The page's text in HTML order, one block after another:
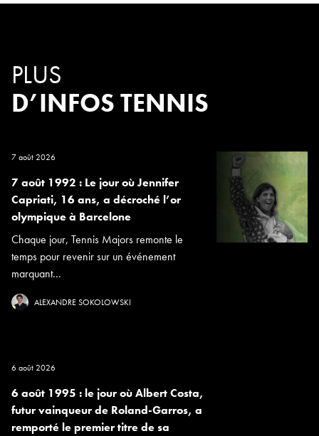
PLUS
D’INFOS TENNIS
7 août 2026
7 août 1992 : Le jour où Jennifer
Capriati, 16 ans, a décroché l’or
olympique à Barcelone
Chaque jour, Tennis Majors remonte le
temps pour revenir sur un événement
marquant...
ALEXANDRE SOKOLOWSKI
6 août 2026
6 août 1995 : le jour où Albert Costa,
futur vainqueur de Roland-Garros, a
remporté le premier titre de sa